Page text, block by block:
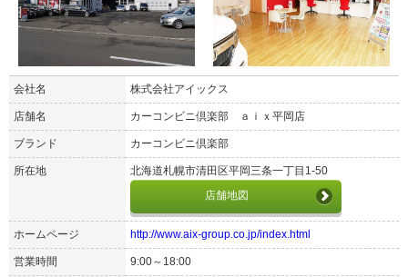
会社名 株式会社アイックス
店舗名 カーコンビニ倶楽部 ａｉｘ平岡店
ブランド カーコンビニ倶楽部
所在地
北海道札幌市清田区平岡三条一丁目1-50
店舗地図
ホームページ http://www.aix-group.co.jp/index.html
営業時間 9:00～18:00